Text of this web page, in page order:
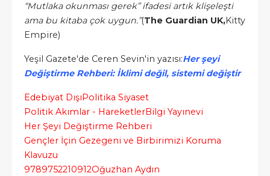
“Mutlaka okunması gerek” ifadesi artık klişeleşti
ama bu kitaba çok uygun.”(The Guardian UK,Kitty
Empire)
Yeşil Gazete'de Ceren Sevin'in yazısı:Her şeyi
Değiştirme Rehberi: İklimi değil, sistemi değiştir
Edebiyat Dışı Politika Siyaset
Politik Akımlar - HareketlerBilgi Yayınevi
Her Şeyi Değiştirme Rehberi
Gençler İçin Gezegeni ve Birbirimizi Koruma
Klavuzu
9789752210912Oğuzhan Aydın